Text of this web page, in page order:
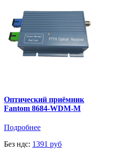
Оптический приёмник
Fantom 8684-WDM-M
Подробнее
Без ндс: 1391 руб